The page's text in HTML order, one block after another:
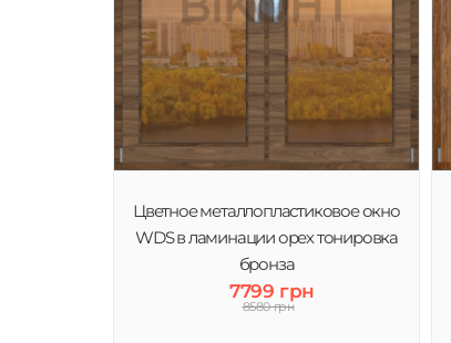
Цветное металлопластиковое окно
WDS в ламинации орех тонировка
бронза
7799 грн
8580 грн